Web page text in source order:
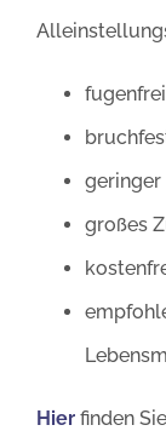
großes
Hier finden